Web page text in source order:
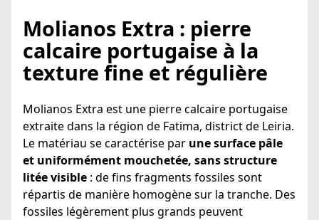
Molianos Extra : pierre
calcaire portugaise à la
texture fine et régulière
Molianos Extra est une pierre calcaire portugaise
extraite dans la région de Fatima, district de Leiria.
Le matériau se caractérise par une surface pâle
et uniformément mouchetée, sans structure
litée visible : de fins fragments fossiles sont
répartis de manière homogène sur la tranche. Des
fossiles légèrement plus grands peuvent